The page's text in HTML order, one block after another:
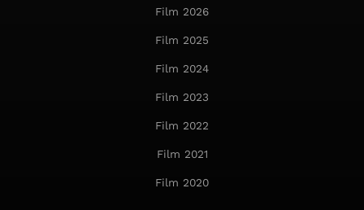
Film 2026
Film 2025
Film 2024
Film 2023
Film 2022
Film 2021
Film 2020